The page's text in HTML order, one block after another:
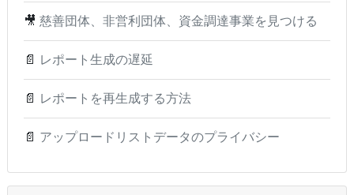
🎥 慈善団体、非営利団体、資金調達事業を見つける
📄 レポート生成の遅延
📄 レポートを再生成する方法
📄 アップロードリストデータのプライバシー